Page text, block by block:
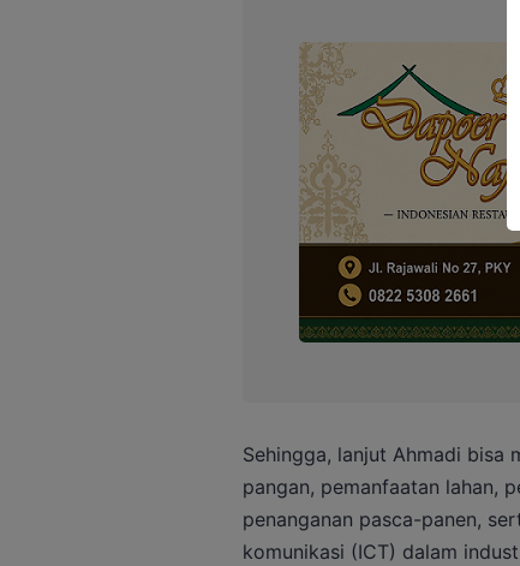
Sehingga, lanjut Ahmadi bisa
pangan, pemanfaatan lahan,
penanganan pasca-panen,
komunikasi (ICT) dalam